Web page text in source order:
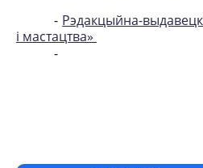
- Рэдакцыйна-
і мастацтва»
-